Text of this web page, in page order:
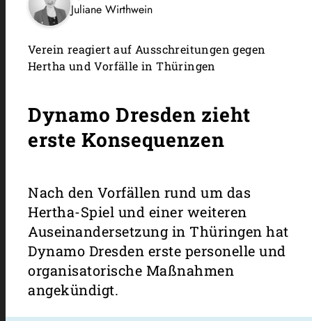
Juliane Wirthwein
Verein reagiert auf Ausschreitungen gegen
Hertha und Vorfälle in Thüringen
Dynamo Dresden zieht
erste Konsequenzen
Nach den Vorfällen rund um das
Hertha-Spiel und einer weiteren
Auseinandersetzung in Thüringen hat
Dynamo Dresden erste personelle und
organisatorische Maßnahmen
angekündigt.